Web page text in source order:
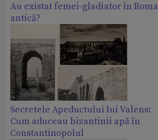
Au existat femei-gladiator în Roma
antică?
Secretele Apeductului lui Valens:
Cum aduceau bizantinii apă în
Constantinopolul